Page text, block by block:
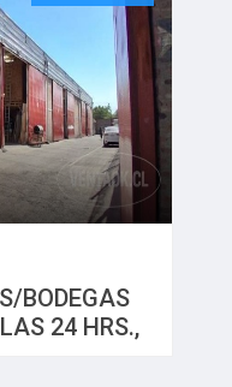
BODEGAS
24 HRS.,